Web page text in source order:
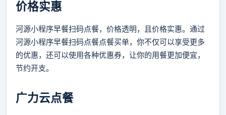
价格实惠
河源小程序早餐扫码点餐，价格透明，且价格实惠。通过
河源小程序早餐扫码点餐点餐买单，你不仅可以享受更多
的优惠，还可以使用各种优惠券，让你的用餐更加便宜，
节约开支。
广力云点餐